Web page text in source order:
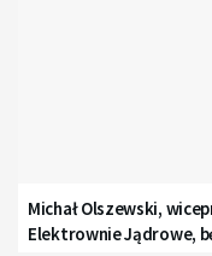
Michał Olszewski,
Elektrownie Jądrowe,